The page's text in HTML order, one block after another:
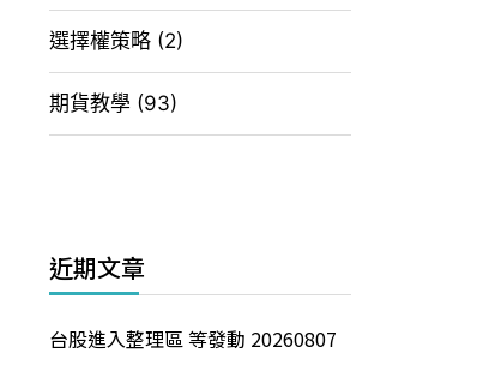
選擇權策略 (2)
期貨教學 (93)
近期文章
台股進入整理區 等發動 20260807